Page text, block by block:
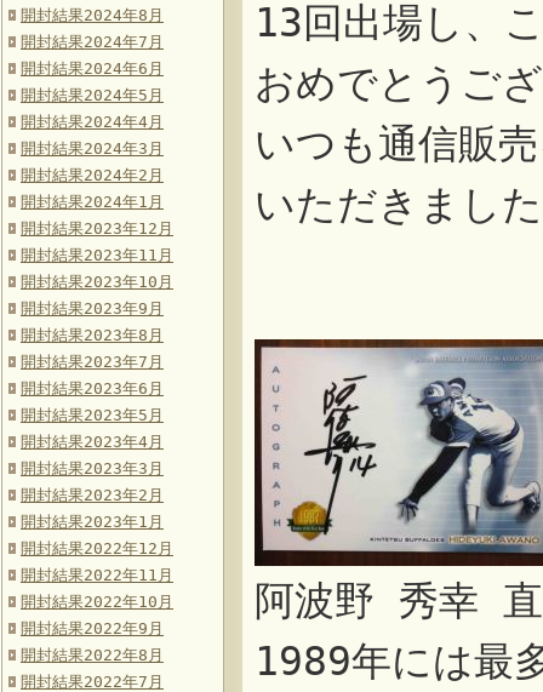
開封結果2024年8月
開封結果2024年7月
開封結果2024年6月
開封結果2024年5月
開封結果2024年4月
開封結果2024年3月
開封結果2024年2月
開封結果2024年1月
開封結果2023年12月
開封結果2023年11月
開封結果2023年10月
開封結果2023年9月
開封結果2023年8月
開封結果2023年7月
開封結果2023年6月
開封結果2023年5月
開封結果2023年4月
開封結果2023年3月
開封結果2023年2月
開封結果2023年1月
開封結果2022年12月
開封結果2022年11月
開封結果2022年10月
開封結果2022年9月
開封結果2022年8月
開封結果2022年7月
13回出場し、
おめでとうご
いつも通信販
いただきまし
阿波野 秀幸
1989年には最